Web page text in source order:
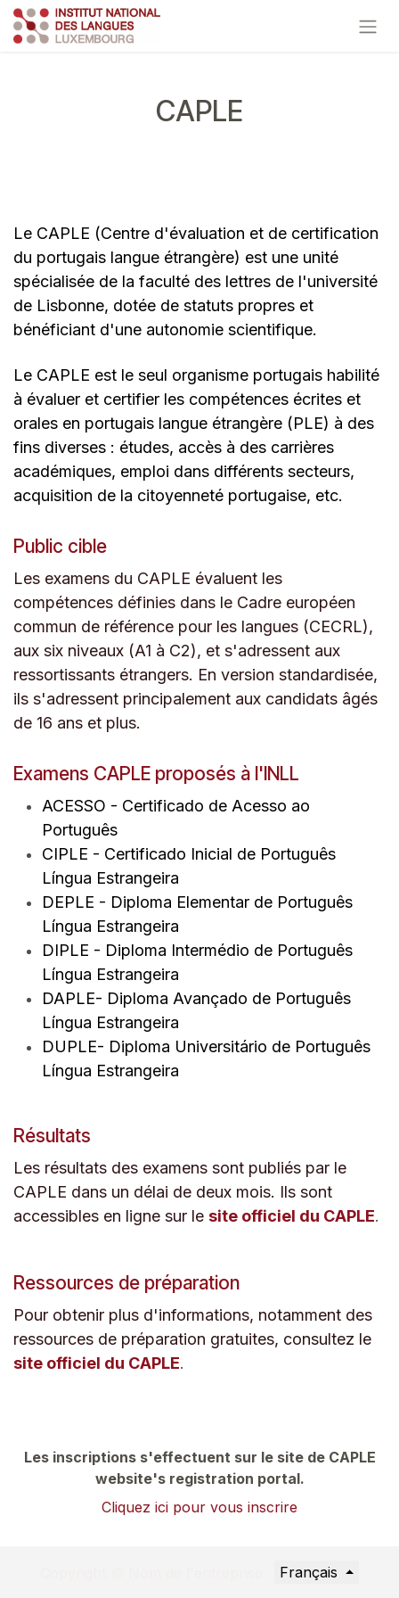
Se rendre au contenu
CAPLE
Le CAPLE (Centre d'évaluation et de certification
du portugais langue étrangère) est une unité
spécialisée de la faculté des lettres de l'université
de Lisbonne, dotée de statuts propres et
bénéficiant d'une autonomie scientifique.
Le CAPLE est le seul organisme portugais habilité
à évaluer et certifier les compétences écrites et
orales en portugais langue étrangère (PLE) à des
fins diverses : études, accès à des carrières
académiques, emploi dans différents secteurs,
acquisition de la citoyenneté portugaise, etc.
Public cible
Les examens du CAPLE évaluent les
compétences définies dans le Cadre européen
commun de référence pour les langues (CECRL),
aux six niveaux (A1 à C2), et s'adressent aux
ressortissants étrangers. En version standardisée,
ils s'adressent principalement aux candidats âgés
de 16 ans et plus.
Examens CAPLE proposés à l'INLL
ACESSO - Certificado de Acesso ao
Português
CIPLE - Certificado Inicial de Português
Língua Estrangeira
DEPLE - Diploma Elementar de Português
Língua Estrangeira
DIPLE - Diploma Intermédio de Português
Língua Estrangeira
DAPLE- Diploma Avançado de Português
Língua Estrangeira
DUPLE- Diploma Universitário de Português
Língua Estrangeira
Résultats
Les résultats des examens sont publiés par le
CAPLE dans un délai de deux mois. Ils sont
accessibles en ligne sur le site officiel du CAPLE.
Ressources de préparation
Pour obtenir plus d'informations, notamment des
ressources de préparation gratuites, consultez le
site officiel du CAPLE.
Les inscriptions s'effectuent sur le site de CAPLE
website's registration portal.
Cliquez ici pour vous inscrire
Français